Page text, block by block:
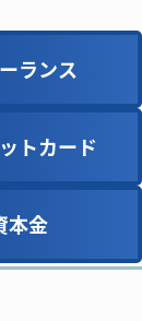
ランス
ランス
トカード
トカード
本金
本金